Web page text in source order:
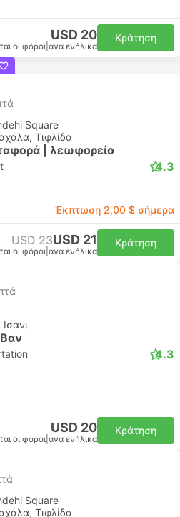
USD 20
οι φόροι ανα ενήλικα
Κράτηση
Square
Τιφλίδα
| λεωφορείο
4.3
Έκπτωση 2,00 $ σήμερα
USD 23USD 21
οι φόροι ανα ενήλικα
Κράτηση
4.3
USD 20
οι φόροι ανα ενήλικα
Κράτηση
Square
Τιφλίδα